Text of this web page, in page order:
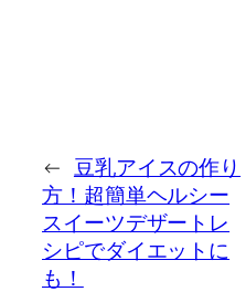
← 豆乳アイスの作り
方！超簡単ヘルシー
スイーツデザートレ
シピでダイエットに
も！